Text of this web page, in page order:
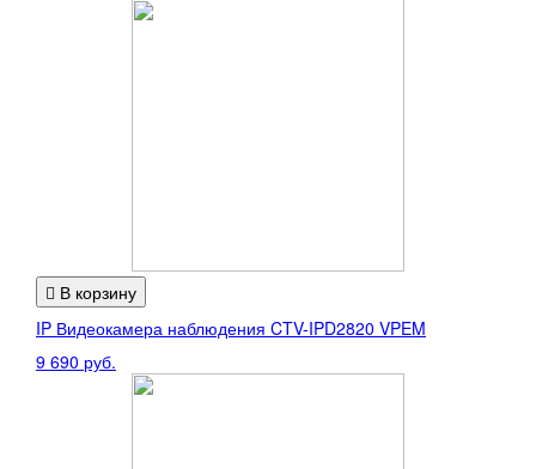
В корзину
IP Видеокамера наблюдения CTV-IPD2820 VPEM
9 690 руб.